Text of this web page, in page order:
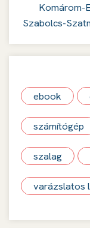
Komárom-
Szabolcs-
ebook
számítógép
szalag
varázslatos